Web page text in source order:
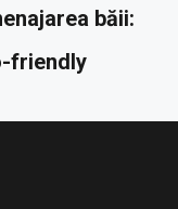
băii:
friendly